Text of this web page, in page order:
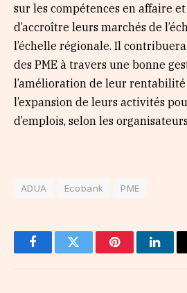
sur les compétences en affaire
d’accroître leurs marchés de
l’échelle régionale. Il
des PME à travers une bonne
l’amélioration de leur rentabilité
l’expansion de leurs activités
d’emplois, selon les
ADUA Ecobank PME
FacebookTwitter Pinterest